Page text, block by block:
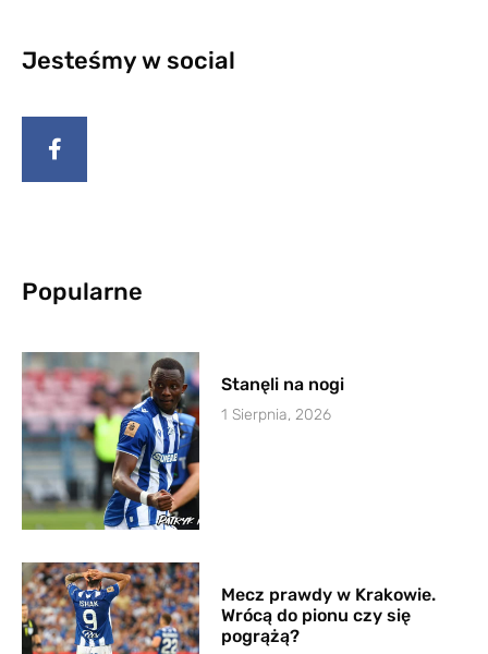
Jesteśmy w social
Popularne
Stanęli na nogi
1 Sierpnia, 2026
Mecz prawdy w Krakowie.
Wrócą do pionu czy się
pogrążą?